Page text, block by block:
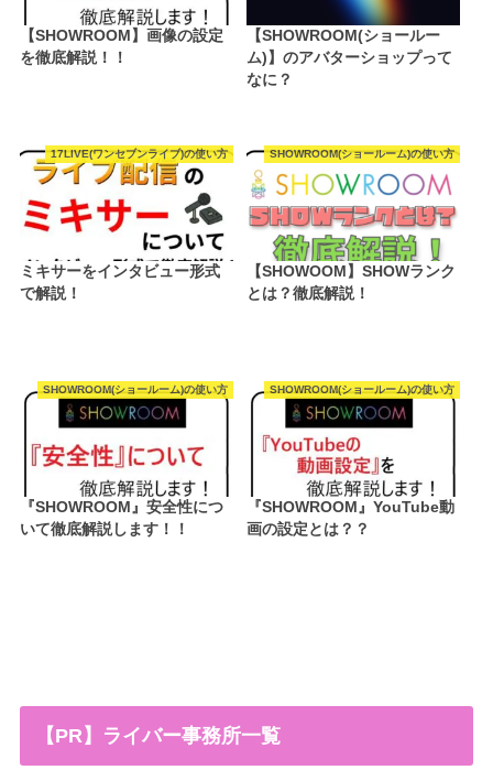
【SHOWROOM】画像の設定
を徹底解説！！
【SHOWROOM(ショールー
ム)】のアバターショップって
なに？
17LIVE(ワンセブンライブ)の使い方
ミキサーをインタビュー形式
で解説！
SHOWROOM(ショールーム)の使い方
【SHOWOOM】SHOWランク
とは？徹底解説！
SHOWROOM(ショールーム)の使い方
『SHOWROOM』安全性につ
いて徹底解説します！！
SHOWROOM(ショールーム)の使い方
『SHOWROOM』YouTube動
画の設定とは？？
【PR】ライバー事務所一覧